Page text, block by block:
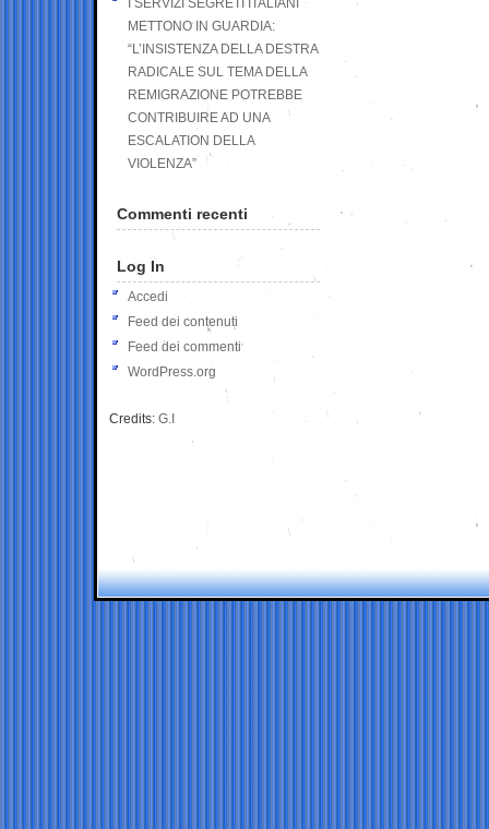
I SERVIZI SEGRETI ITALIANI
METTONO IN GUARDIA:
“L’INSISTENZA DELLA DESTRA
RADICALE SUL TEMA DELLA
REMIGRAZIONE POTREBBE
CONTRIBUIRE AD UNA
ESCALATION DELLA
VIOLENZA”
Commenti recenti
Log In
Accedi
Feed dei contenuti
Feed dei commenti
WordPress.org
Credits: G.I